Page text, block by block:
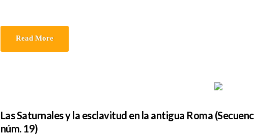
Read More
Las Saturnales y la esclavitud en la antigua Roma
núm. 19)